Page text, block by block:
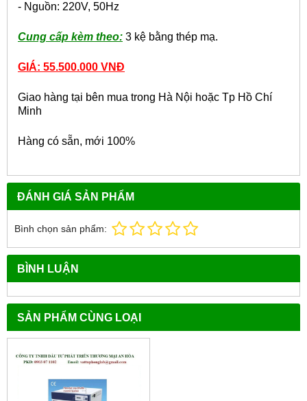
- Nguồn: 220V, 50Hz
Cung cấp kèm theo: 3 kệ bằng thép mạ.
GIÁ: 55.500.000 VNĐ
Giao hàng tại bên mua trong Hà Nội hoặc Tp Hồ Chí
Minh
Hàng có sẵn, mới 100%
ĐÁNH GIÁ SẢN PHẨM
Bình chọn sản phẩm:
BÌNH LUẬN
SẢN PHẨM CÙNG LOẠI